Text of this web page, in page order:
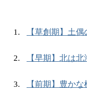
【草創期】土
【早期】北は
【前期】豊か